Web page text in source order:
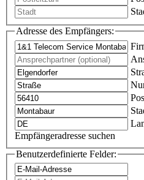
Adresse des Empfängers:
Empfängeradresse suchen
Benutzerdefinierte Felder: